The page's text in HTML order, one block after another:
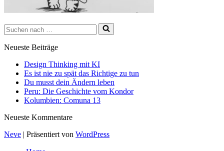
Suchen
nach …
Neueste Beiträge
Design Thinking mit KI
Es ist nie zu spät das Richtige zu tun
Du musst dein Ändern leben
Peru: Die Geschichte vom Kondor
Kolumbien: Comuna 13
Neueste Kommentare
Neve | Präsentiert von WordPress